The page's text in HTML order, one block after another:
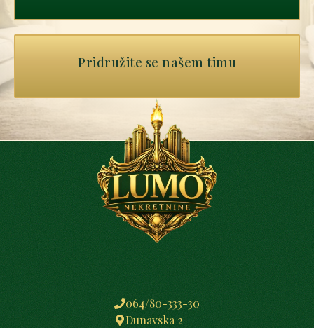
Pridružite se našem timu
064/80-333-30
Dunavska 2